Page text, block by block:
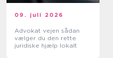
09. juli 2026
Advokat vejen sådan
vælger du den rette
juridiske hjælp lokalt